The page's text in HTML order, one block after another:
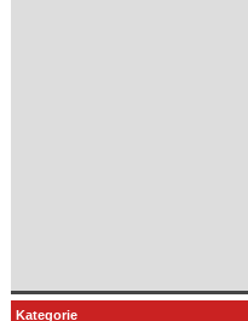
Kategorie